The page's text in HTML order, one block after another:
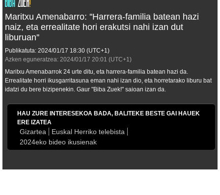
Maritxu Amenabarro: ''Harrera-familia batean hazi
naiz, eta errealitate hori erakutsi nahi izan dut
liburuan''
Publikatuta: 2024/01/17 18:30 (UTC+1)
Azken eguneratzea: 2024/01/17 20:01 (UTC+1)
Maritxu Amenabarrok 24 urte ditu, eta harrera-familia batean hazi da.
Errealitate horri ikusgarritasuna eman nahi izan dio, eta horretarako liburu bat
idatzi du bere bizipenekin. Gaur "Biba Zuek!" saioan izan da.
HAU ZURE INTERESEKOA BADA, BALITEKE BESTE GAI HAUEK
ERE IZATEA
Gizartea
Euskal Herriko telebista
2024eko bideo ikusienak